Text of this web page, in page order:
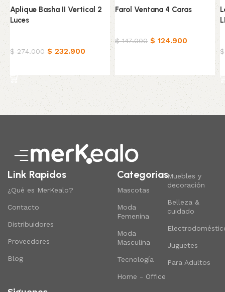
Aplique Basha II Vertical 2
Luces
$274.000 $ 232.900
Farol Ventana 4 Caras
$147.000 $ 124.900
$
Read More
Link Rapidos
¿Qué es MerKealo?
Contacto
Distribuidores
Proveedores
Blog
Categorias
Mascotas
Moda
Femenina
Moda
Masculina
Tecnología
Home - Office
Muebles y
decoración
Belleza &
cuidado
Juguetes
Para Adultos